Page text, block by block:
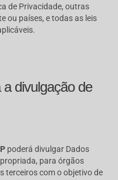
de Privacidade, outras
ou países, e todas as leis
divulgação de
poderá divulgar Dados
para órgãos
terceiros com o objetivo de